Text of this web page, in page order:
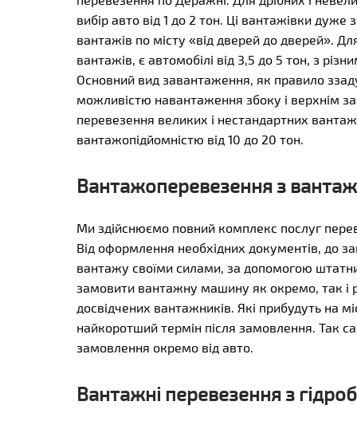
вибір авто від 1 до 2 тон. Ці вантажівки дуже
вантажів по місту «від дверей до дверей».
вантажів, є автомобілі від 3,5 до 5 тон, з
Основний вид завантаження, як правило
можливістю навантаження збоку і верхнім
перевезення великих і нестандартних
вантажопідйомністю від 10 до 20 тон.
Вантажоперевезення з
Ми здійснюємо повний комплекс послуг
Від оформлення необхідних документів, до
вантажу своїми силами, за допомогою
замовити вантажну машину як окремо, так і
досвідчених вантажників. Які прибудуть на
найкоротший термін після замовлення. Так
замовлення окремо від авто.
Вантажні перевезення з